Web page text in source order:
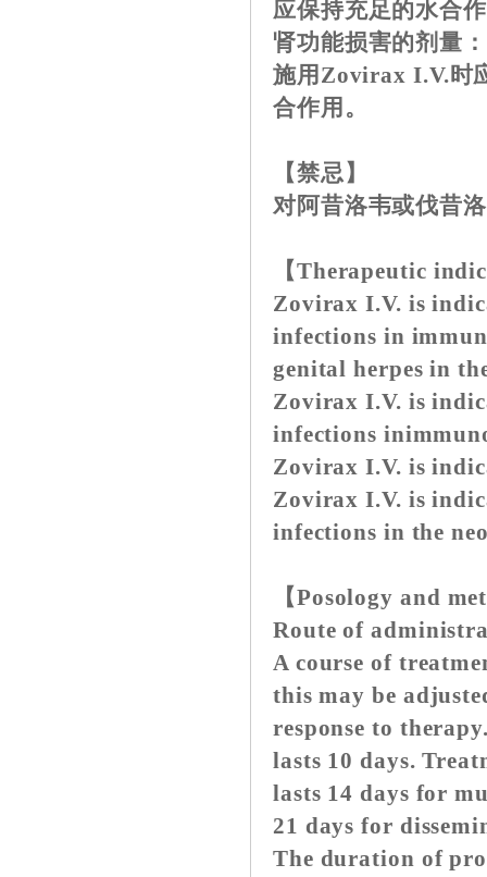
应保持充足的水合
肾功能损害的剂量：
施用Zovirax I.V.时
合作用。
【禁忌】
对阿昔洛韦或伐昔
【Therapeutic
Zovirax I.V. is
infections in
genital herpes in
Zovirax I.V. is
infections
Zovirax I.V. is
Zovirax I.V. is
infections in the
【Posology and
Route of
A course of
this may be
response to
lasts 10 days.
lasts 14 days for
21 days for
The duration of